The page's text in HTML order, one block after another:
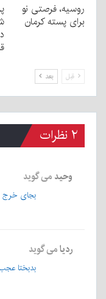
روسیه، فرصتی نو
برای پسته کرمان
قبل بعد
۲ نظرات
وحید می گوید
بجای خرج
ردیامی گوید
بدبختا